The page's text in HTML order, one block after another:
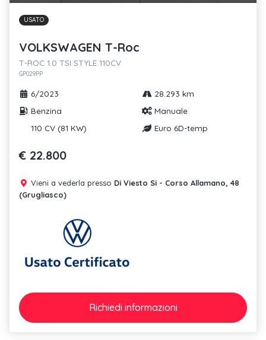
USATO
VOLKSWAGEN T-Roc
T-ROC 1.0 TSI STYLE 110CV
GP029PP
6/2023
28.293 km
Benzina
Manuale
110 CV (81 KW)
Euro 6D-temp
€ 22.800
Vieni a vederla presso Di Viesto Si - Corso Allamano, 48
(Grugliasco)
Richiedi informazioni